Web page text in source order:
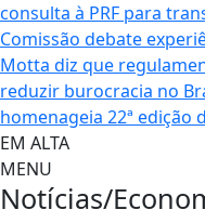
consulta à PRF para
Comissão debate
Motta diz que
reduzir burocracia no
homenageia 22ª edição
EM ALTA
MENU
Notícias/